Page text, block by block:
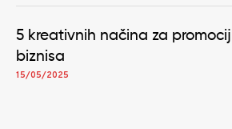
5 kreativnih načina za
biznisa
15/05/2025